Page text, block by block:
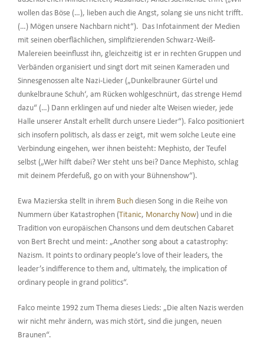
wollen das Böse (…), lieben auch die Angst, solang sie uns nicht trifft.
(…) Mögen unsere Nachbarn nicht“). Das Infotainment der Medien
mit seinen oberflächlichen, simplifizierenden Schwarz-Weiß-
Malereien beeinflusst ihn, gleichzeitig ist er in rechten Gruppen und
Verbänden organisiert und singt dort mit seinen Kameraden und
Sinnesgenossen alte Nazi-Lieder („Dunkelbrauner Gürtel und
dunkelbraune Schuh‘, am Rücken wohlgeschnürt, das strenge Hemd
dazu“ (…) Dann erklingen auf und nieder alte Weisen wieder, jede
Halle unserer Anstalt erhellt durch unsere Lieder“). Falco positioniert
sich insofern politisch, als dass er zeigt, mit wem solche Leute eine
Verbindung eingehen, wer ihnen beisteht: Mephisto, der Teufel
selbst („Wer hilft dabei? Wer steht uns bei? Dance Mephisto, schlag
mit deinem Pferdefuß, go on with your Bühnenshow“).
Ewa Mazierska stellt in ihrem Buchdiesen Song in die Reihe von
Nummern über Katastrophen (Titanic, Monarchy Now) und in die
Tradition von europäischen Chansons und dem deutschen Cabaret
von Bert Brecht und meint: „Another song about a catastrophy:
Nazism. It points to ordinary people’s love of their leaders, the
leader’s indifference to them and, ultimately, the implication of
ordinary people in grand politics“.
Falco meinte 1992 zum Thema dieses Lieds: „Die alten Nazis werden
wir nicht mehr ändern, was mich stört, sind die jungen, neuen
Braunen“.